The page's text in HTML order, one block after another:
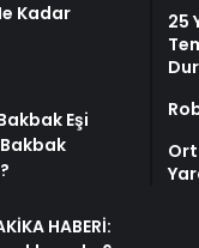
Kadar
Eşi
HABERİ:
25